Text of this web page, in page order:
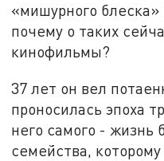
«мишурного
почему о таких
кинофильмы?
37 лет он вел
проносилась эпоха
него самого - жизнь
семейства,